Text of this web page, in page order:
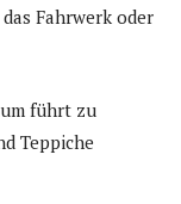
Fahrwerk oder
führt zu
Teppiche